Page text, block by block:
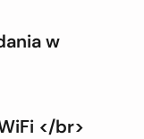
w
</br>